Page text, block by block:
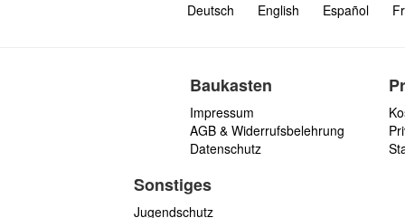
Deutsch English Español
Baukasten
Impressum
AGB & Widerrufsbelehrung
Datenschutz
Sonstiges
Jugendschutz